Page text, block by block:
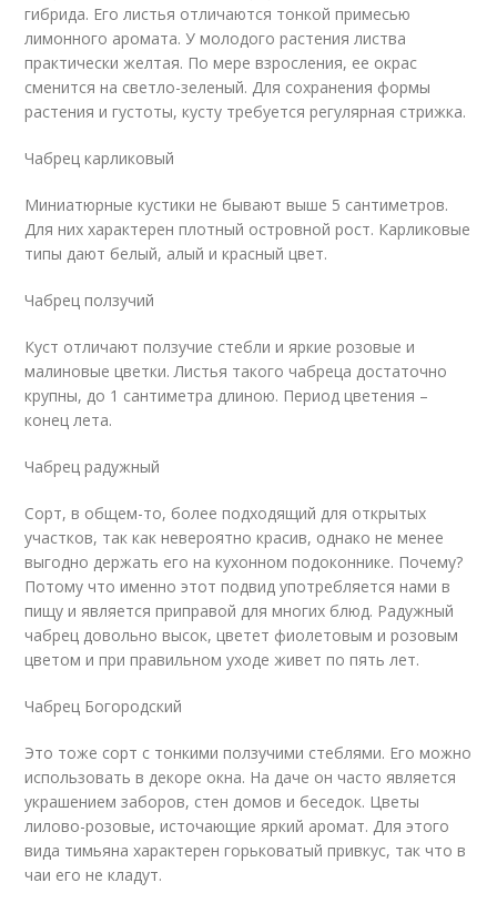
гибрида. Его листья отличаются тонкой примесью
лимонного аромата. У молодого растения листва
практически желтая. По мере взросления, ее окрас
сменится на светло-зеленый. Для сохранения формы
растения и густоты, кусту требуется регулярная стрижка.
Чабрец карликовый
Миниатюрные кустики не бывают выше 5 сантиметров.
Для них характерен плотный островной рост. Карликовые
типы дают белый, алый и красный цвет.
Чабрец ползучий
Куст отличают ползучие стебли и яркие розовые и
малиновые цветки. Листья такого чабреца достаточно
крупны, до 1 сантиметра длиною. Период цветения –
конец лета.
Чабрец радужный
Сорт, в общем-то, более подходящий для открытых
участков, так как невероятно красив, однако не менее
выгодно держать его на кухонном подоконнике. Почему?
Потому что именно этот подвид употребляется нами в
пищу и является приправой для многих блюд. Радужный
чабрец довольно высок, цветет фиолетовым и розовым
цветом и при правильном уходе живет по пять лет.
Чабрец Богородский
Это тоже сорт с тонкими ползучими стеблями. Его можно
использовать в декоре окна. На даче он часто является
украшением заборов, стен домов и беседок. Цветы
лилово-розовые, источающие яркий аромат. Для этого
вида тимьяна характерен горьковатый привкус, так что в
чаи его не кладут.